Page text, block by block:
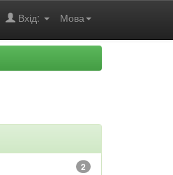
Мова
Вхід:
2